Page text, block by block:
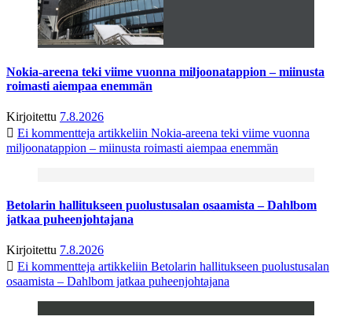
Nokia-areena teki viime vuonna miljoonatappion – miinusta
roimasti aiempaa enemmän
Kirjoitettu 7.8.2026
Ei kommentteja artikkeliin Nokia-areena teki viime vuonna
miljoonatappion – miinusta roimasti aiempaa enemmän
Betolarin hallitukseen puolustusalan osaamista – Dahlbom
jatkaa puheenjohtajana
Kirjoitettu 7.8.2026
Ei kommentteja artikkeliin Betolarin hallitukseen puolustusalan
osaamista – Dahlbom jatkaa puheenjohtajana